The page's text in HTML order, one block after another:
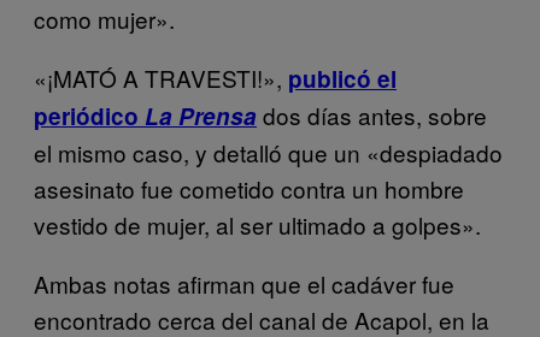
como mujer».
«¡MATÓ A TRAVESTI!», publicó el
periódico La Prensa dos días antes, sobre
el mismo caso, y detalló que un «despiadado
asesinato fue cometido contra un hombre
vestido de mujer, al ser ultimado a golpes».
Ambas notas afirman que el cadáver fue
encontrado cerca del canal de Acapol, en la